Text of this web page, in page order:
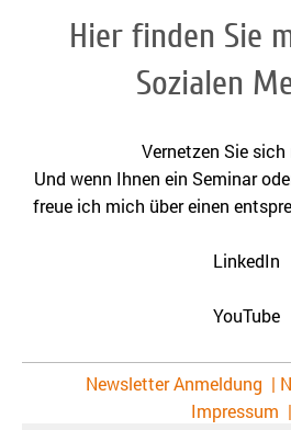
Hier finden Sie
Sozialen
Vernetzen Sie
Und wenn Ihnen ein Seminar
freue ich mich über einen
LinkedIn
YouTube
Newsletter Anmeldung |
Impressum |